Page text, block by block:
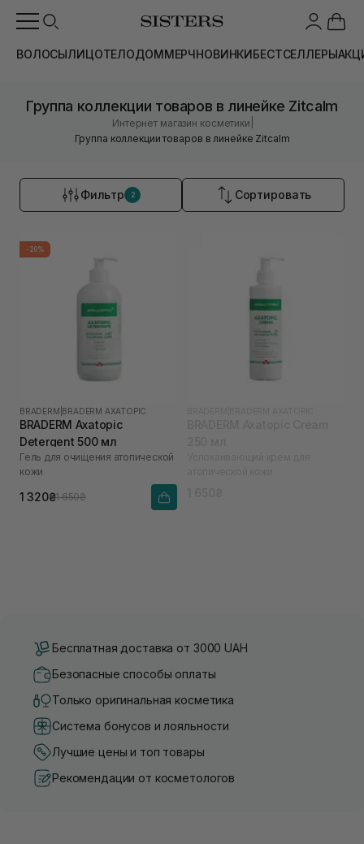
ВОЛОСЫЛИЦОТЕЛОДОММЕРЧНОВИНКИБЕСТСЕЛЛЕРЫ
Группа коллекции товаров в линейке Zitcalm
Интернет магазин косметики
Группа коллекции товаров в линейке Zitcalm
Фильтр 2 Сортировать
-20%
BRADERM BRADERM AXATOPIC
BRADERM Axatopic
Detergent 500 мл
Гель для очищения атопической
кожи
1 320₴1 650₴
Бесплатная доставка от 3000 UAH
Безопасные способы оплаты
Только оригинальная косметика
Система бонусов и лояльности
Лучшие цены и топ товары
Рекомендации от косметологов